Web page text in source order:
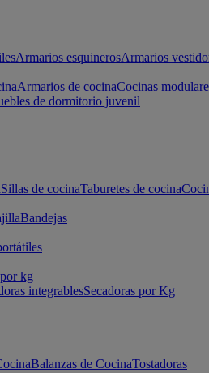
Armarios esquinerosArmarios
Armarios de cocinaCocinas
de dormitorio juvenil
Sillas de cocinaTaburetes de cocina
Bandejas
kg
integrablesSecadoras por Kg
Balanzas de CocinaTostadoras